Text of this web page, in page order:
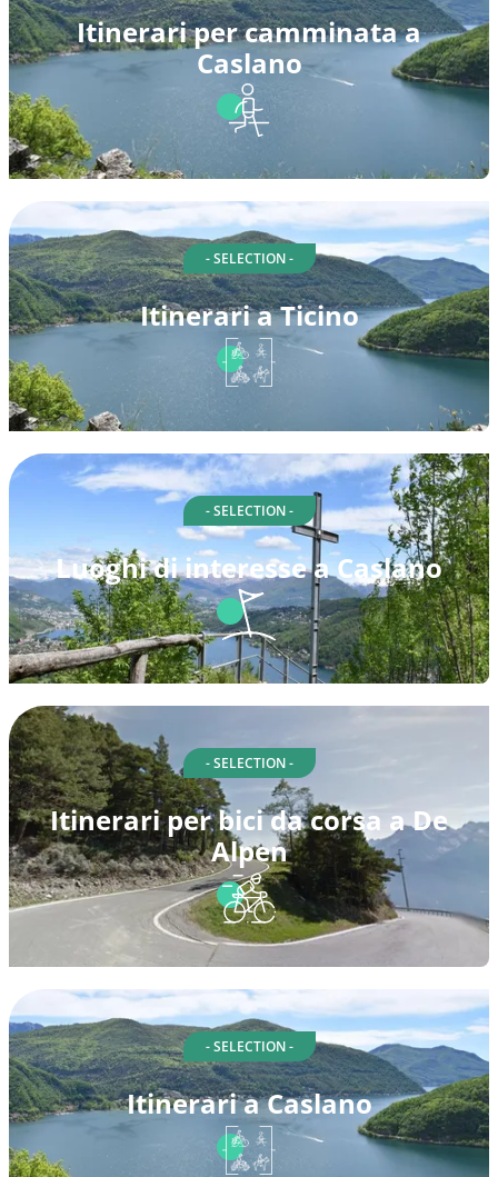
Itinerari per camminata a
Caslano
- SELECTION -
Itinerari a Ticino
- SELECTION -
Luoghi di interesse a Caslano
- SELECTION -
Itinerari per bici da corsa a De
Alpen
- SELECTION -
Itinerari a Caslano